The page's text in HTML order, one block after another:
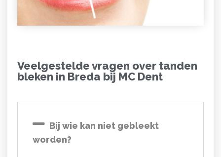
Veelgestelde vragen over tanden
bleken in Breda bij MC Dent
Bij wie kan niet gebleekt
worden?